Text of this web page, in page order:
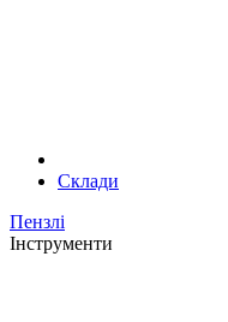
Склади
Пензлі
Інструменти